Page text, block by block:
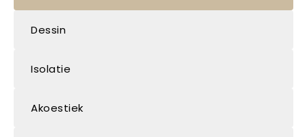
Dessin
Isolatie
Akoestiek